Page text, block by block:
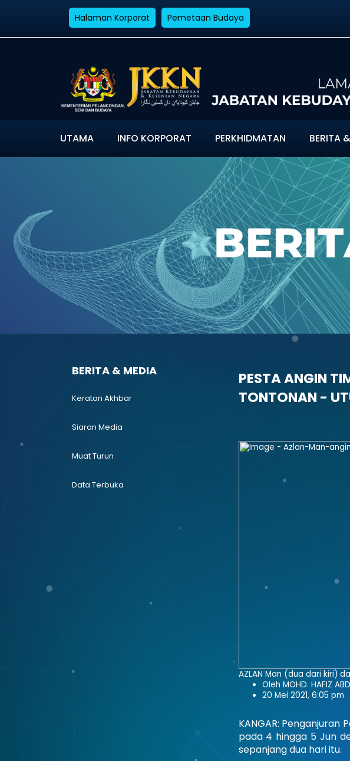
Halaman Korporat Pemetaan Budaya
UTAMA INFO KORPORAT PERKHIDMATAN BERITA
PESTA ANGIN
TONTONAN -
AZLAN Man (dua dari kiri)
Oleh MOHD. HAFIZ
20 Mei 2021, 6:05 pm
KANGAR:
pada 4 hingga 5 Jun
sepanjang dua hari itu.
BERITA & MEDIA
Keratan Akhbar
Siaran Media
Muat Turun
Data Terbuka